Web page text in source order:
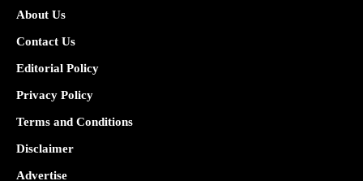
About Us
Contact Us
Editorial Policy
Privacy Policy
Terms and Conditions
Disclaimer
Advertise